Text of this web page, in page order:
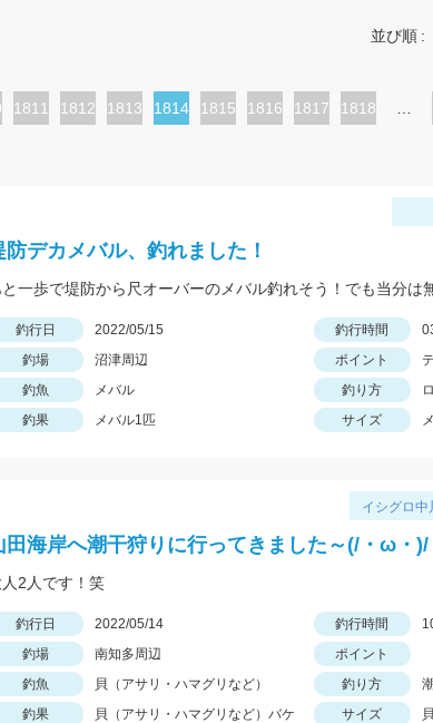
並び順
ペ
1811
ペ
1812
ペ
1813
カ
ペ
1814
ペ
1815
ペ
1816
ペ
1817
ペ
1818
防デカメバル、釣れました！
と一歩で堤防から尺オーバーのメバル釣れそう！でも当分は
釣行日 2022/05/15 釣行時間
釣場
沼津周辺 ポイント
釣魚
メバル 釣り方
釣果
メバル1匹 サイズ
イシグロ中
田海岸へ潮干狩りに行ってきました～(/・ω・)/
人2人です！笑
釣行日 2022/05/14 釣行時間
釣場
南知多周辺
ポイント
釣魚
貝（アサリ・ハマグリなど） 釣り方
釣果
貝（アサリ・ハマグリなど）バケ
サイズ